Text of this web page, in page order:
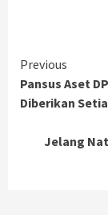
Continue
Reading
Previous
Pansus Aset
Diberikan
Jelang